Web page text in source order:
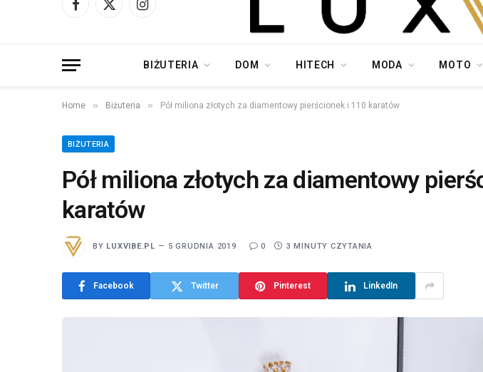
Facebook
X
Instagram
BIŻUTERIA DOM HITECH MODA MOTO
Home » Biżuteria » Pół miliona złotych za diamentowy pierścionek i 110 karatów
BIŻUTERIA
Pół miliona złotych za diamentowy
karatów
BY LUXVIBE.PL 5 GRUDNIA 2019 0 3 MINUTY CZYTANIA
Facebook Twitter Pinterest LinkedIn